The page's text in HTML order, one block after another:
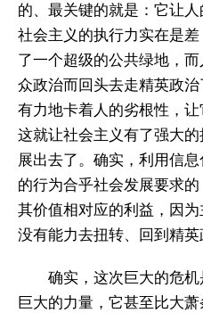
的、最关键的就是：它让
社会主义的执行力实在是
了一个超级的公共绿地，
众政治而回头去走精英政
有力地卡着人的劣根性，让
这就让社会主义有了强大
展出去了。确实，利用信
的行为合乎社会发展要求
其价值相对应的利益，因
没有能力去扭转、回到精英
确实，这次巨大的危
巨大的力量，它甚至比大